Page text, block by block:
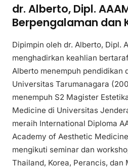
dr. Alberto, Dipl.
Berpengalaman dan
Dipimpin oleh dr. Alberto, Dipl.
menghadirkan keahlian
Alberto menempuh pendidikan
Universitas Tarumanagara
menempuh S2 Magister
Medicine di Universitas
meraih International Diploma
Academy of Aesthetic
mengikuti seminar dan
Thailand, Korea, Perancis, dan